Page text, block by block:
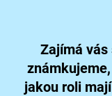
Zajímá
jakou roli